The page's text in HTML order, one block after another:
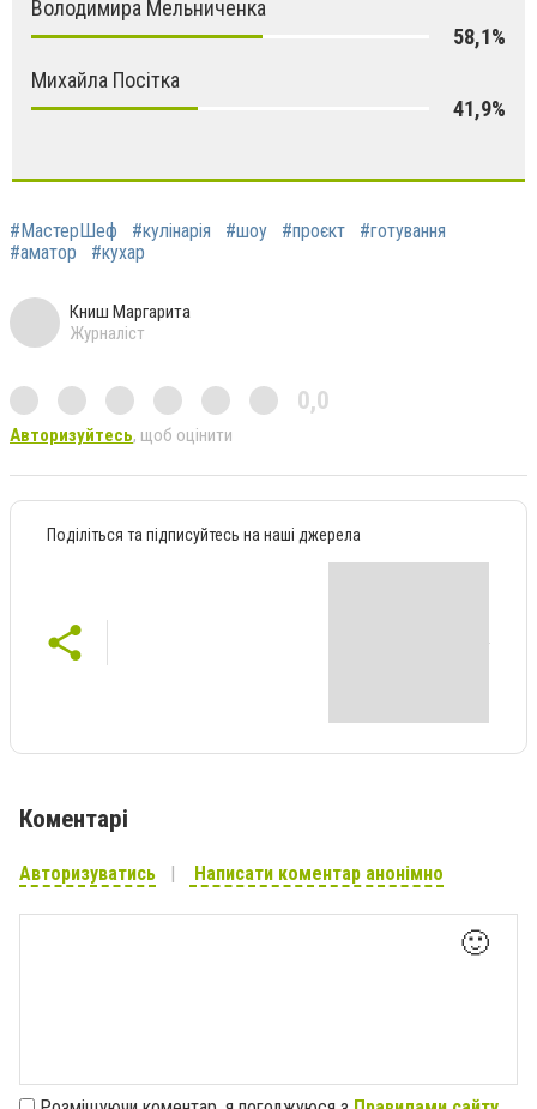
Володимира Мельниченка
58,1%
Михайла Посітка
41,9%
#МастерШеф #кулінарія #шоу #проєкт
#готування
#аматор
#кухар
Книш Маргарита
Журналіст
0,0
Авторизуйтесь, щоб оцінити
Поділіться та підписуйтесь на наші джерела
Коментарі
Авторизуватись Написати коментар анонімно
🙂